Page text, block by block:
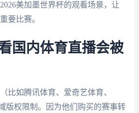
美加墨世界杯的观看场景，让
要比赛。
国内体育直播会被
比如腾讯体育、爱奇艺体育、
版权限制。因为他们购买的赛事转